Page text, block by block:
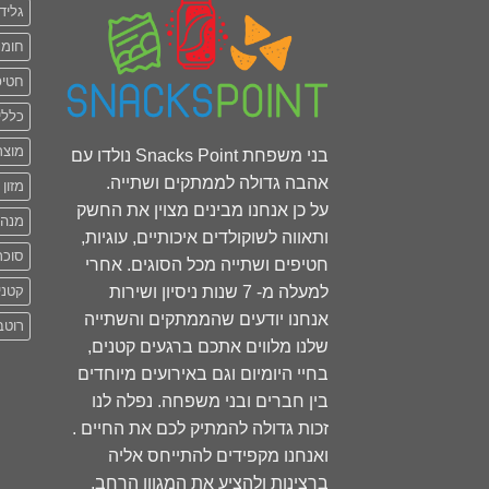
בני משפחת Snacks Point נולדו עם
אהבה גדולה לממתקים ושתייה.
על כן אנחנו מבינים מצוין את החשק
ותאווה לשוקולדים איכותיים, עוגיות,
חטיפים ושתייה מכל הסוגים. אחרי
למעלה מ- 7 שנות ניסיון ושירות
אנחנו יודעים שהממתקים והשתייה
שלנו מלווים אתכם ברגעים קטנים,
בחיי היומיום וגם באירועים מיוחדים
בין חברים ובני משפחה. נפלה לנו
זכות גדולה להמתיק לכם את החיים .
ואנחנו מקפידים להתייחס אליה
ברצינות ולהציע את המגוון הרחב.
כללי